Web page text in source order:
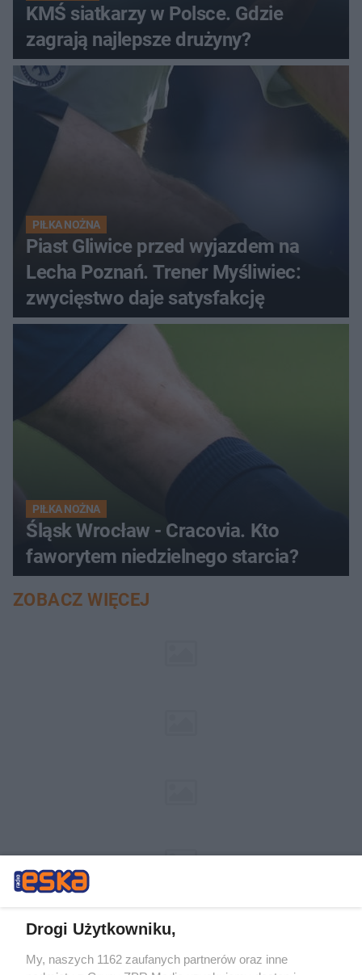
KMŚ siatkarzy w Polsce. Gdzie
zagrają najlepsze drużyny?
PIŁKA NOŻNA
Piast Gliwice przed wyjazdem na
Lecha Poznań. Trener Myśliwiec:
zwycięstwo daje satysfakcję
PIŁKA NOŻNA
Śląsk Wrocław - Cracovia. Kto
faworytem niedzielnego starcia?
ZOBACZ WIĘCEJ
Drogi Użytkowniku,
My, naszych 1162 zaufanych partnerów oraz inne